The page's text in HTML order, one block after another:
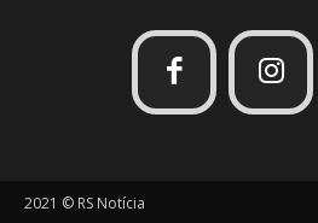
2021 © RS Notícia